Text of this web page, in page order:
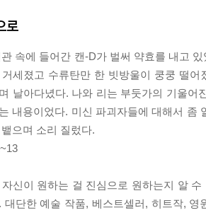
로
관 속에 들어간 캔-D가 벌써 약효를 내고
거세졌고 수류탄만 한 빗방울이 쿵쿵 떨
날아다녔다. 나와 리는 부둣가의 기울
내용이었다. 미신 파괴자들에 대해서
으며 소리 질렀다.
자신이 원하는 걸 진심으로 원하는지 알
대단한 예술 작품, 베스트셀러, 히트작,